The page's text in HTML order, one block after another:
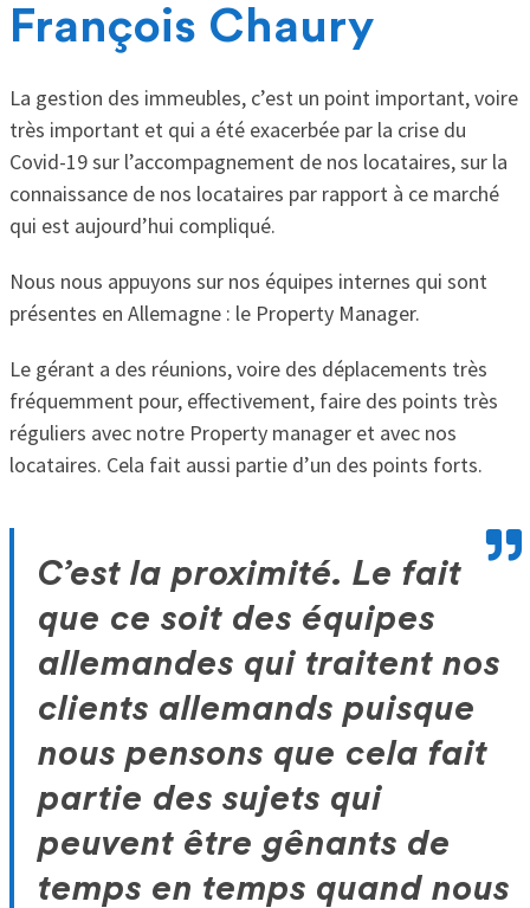
François Chaury
La gestion des immeubles, c’est un point important, voire
très important et qui a été exacerbée par la crise du
Covid-19 sur l’accompagnement de nos locataires, sur la
connaissance de nos locataires par rapport à ce marché
qui est aujourd’hui compliqué.
Nous nous appuyons sur nos équipes internes qui sont
présentes en Allemagne : le Property Manager.
Le gérant a des réunions, voire des déplacements très
fréquemment pour, effectivement, faire des points très
réguliers avec notre Property manager et avec nos
locataires. Cela fait aussi partie d’un des points forts.
C’est la proximité. Le fait
que ce soit des équipes
allemandes qui traitent nos
clients allemands puisque
nous pensons que cela fait
partie des sujets qui
peuvent être gênants de
temps en temps quand nous